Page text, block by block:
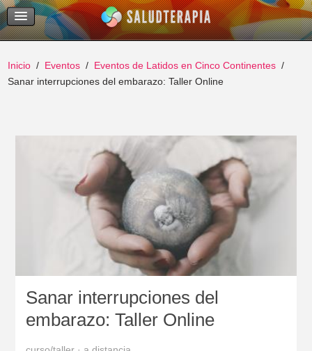
Temas Recientes
Buscar
Inicio Eventos
Eventos de Latidos en Cinco Continentes
Sanar interrupciones del embarazo: Taller Online
Sanar interrupciones del
embarazo: Taller Online